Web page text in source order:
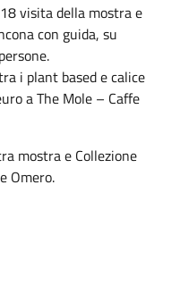
visita della mostra e
con guida, su
i plant based e calice
a The Mole – Caffe
mostra e Collezione
Omero.